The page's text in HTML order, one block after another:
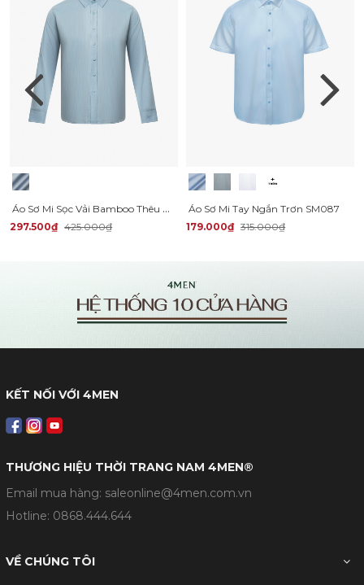
Áo Sơ Mi Sọc Vải Bamboo Thêu Gentlemen Ở Măng Séc Form Slimfit SM156
297.500₫ 425.000₫
Áo Sơ Mi Tay Ngắn Trơn SM087
179.000₫ 315.000₫
KẾT NỐI VỚI 4MEN
THƯƠNG HIỆU THỜI TRANG NAM 4MEN®
Email mua hàng: saleonline@4men.com.vn
Hotline: 0868.444.644
VỀ CHÚNG TÔI